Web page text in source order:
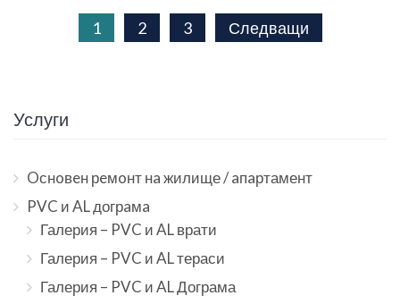
Разделяне
страници
1 2 3 Следващи
Услуги
Oснoвeн рeмoнт нa жилище / aпaртамент
PVC и AL догрaмa
Галерия – PVC и AL врати
Галерия – PVC и AL тераси
Галерия – PVC и AL Дограма